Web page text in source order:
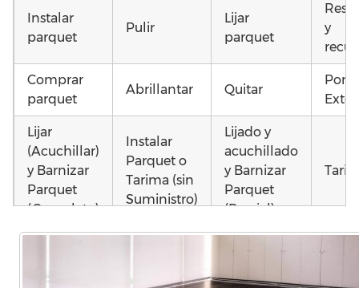
Instalar
parquet
Pulir
Lijar
parquet
y
Comprar
parquet
Abrillantar Quitar
Lijar
(Acuchillar)
y Barnizar
Parquet
(Completo)
Instalar
Parquet o
Tarima (sin
Suministro)
Lijado y
acuchillado
y Barnizar
Parquet
(Parcial)